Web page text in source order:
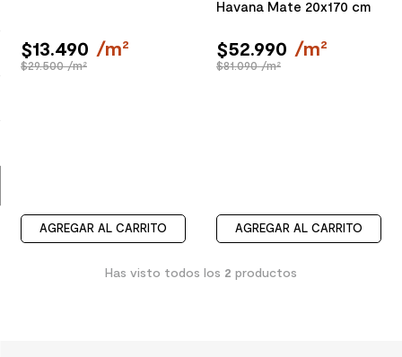
10. columna ducha
$13.490 /m²
$29.500 /m²
AGREGAR AL CARRITO
Havana Mate 20x170 cm
$52.990 /m²
$81.090 /m²
AGREGAR AL CARRITO
Has visto todos los 2 productos